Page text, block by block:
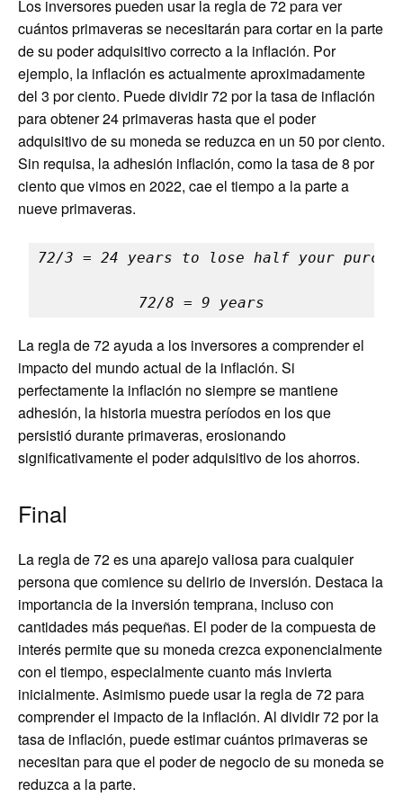
Los inversores pueden usar la regla de 72 para ver
cuántos primaveras se necesitarán para cortar en la parte
de su poder adquisitivo correcto a la inflación. Por
ejemplo, la inflación es actualmente aproximadamente
del 3 por ciento. Puede dividir 72 por la tasa de inflación
para obtener 24 primaveras hasta que el poder
adquisitivo de su moneda se reduzca en un 50 por ciento.
Sin requisa, la adhesión inflación, como la tasa de 8 por
ciento que vimos en 2022, cae el tiempo a la parte a
nueve primaveras.
72/3 = 24 years to lose half your
72/8 = 9 years
La regla de 72 ayuda a los inversores a comprender el
impacto del mundo actual de la inflación. Si
perfectamente la inflación no siempre se mantiene
adhesión, la historia muestra períodos en los que
persistió durante primaveras, erosionando
significativamente el poder adquisitivo de los ahorros.
Final
La regla de 72 es una aparejo valiosa para cualquier
persona que comience su delirio de inversión. Destaca la
importancia de la inversión temprana, incluso con
cantidades más pequeñas. El poder de la compuesta de
interés permite que su moneda crezca exponencialmente
con el tiempo, especialmente cuanto más invierta
inicialmente. Asimismo puede usar la regla de 72 para
comprender el impacto de la inflación. Al dividir 72 por la
tasa de inflación, puede estimar cuántos primaveras se
necesitan para que el poder de negocio de su moneda se
reduzca a la parte.